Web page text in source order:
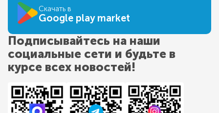
Скачать в
Google play market
Подписывайтесь на наши
социальные сети и будьте в
курсе всех новостей!